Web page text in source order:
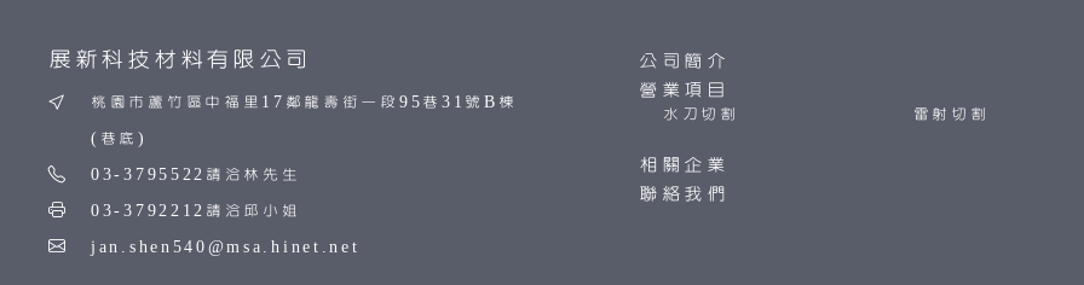
展新科技材料有限公司
桃園市蘆竹區中福里17鄰龍壽街一段95巷31號B棟
(巷底)
03-3795522請洽林先生
03-3792212請洽邱小姐
jan.shen540@msa.hinet.net
公司簡介
營業項目
水刀切割 雷射切割
相關企業
聯絡我們